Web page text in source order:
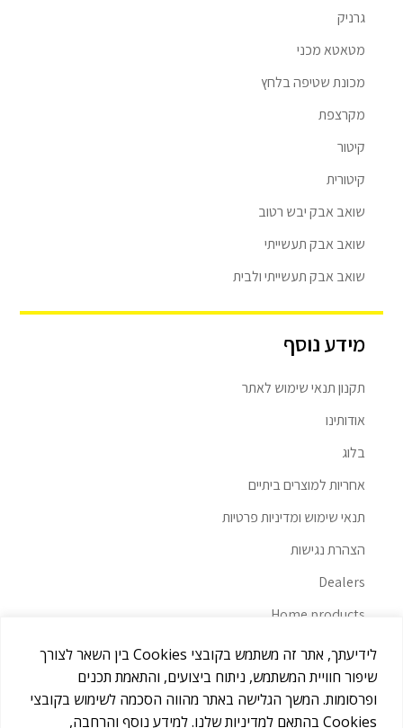
לידיעתך, אתר זה משתמש בקובצי Cookies בין השאר לצורך
שיפור חוויית המשתמש, ניתוח ביצועים, והתאמת תכנים
ופרסומות. המשך הגלישה באתר מהווה הסכמה לשימוש בקובצי
Cookies בהתאם למדיניות שלנו. למידע נוסף והרחבה,
גרניק
מטאטא מכני
מכונת שטיפה בלחץ
מקרצפת
קיטור
קיטורית
שואב אבק יבש רטוב
שואב אבק תעשייתי
שואב אבק תעשייתי ולבית
מידע נוסף
תקנון תנאי שימוש לאתר
אודותינו
בלוג
אחריות למוצרים ביתיים
תנאי שימוש ומדיניות פרטיות
הצהרת נגישות
Dealers
Home products
מאמרים